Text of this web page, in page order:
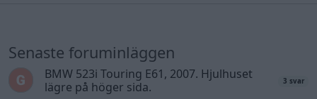
Senaste foruminläggen
BMW 523i Touring E61, 2007. Hjulhuset
lägre på höger sida.
3 svar